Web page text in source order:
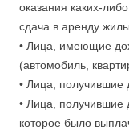
оказания каких-
сдача в аренду
• Лица, имеющие
(автомобиль,
• Лица, получившие
• Лица, получившие
которое было